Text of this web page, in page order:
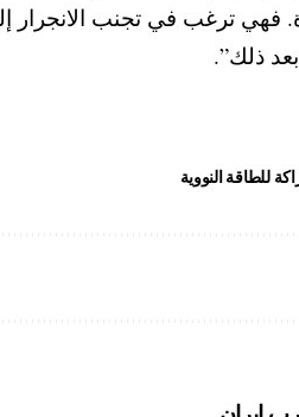
ترغب في تجنب الانجرار
ذلك”.
للطاقة النووية